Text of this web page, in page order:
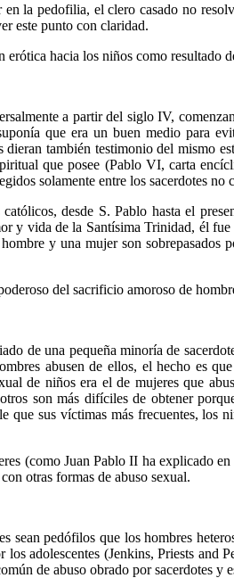
la pedofilia, el clero casado no
este punto con claridad.
erótica hacia los niños como resultado
a partir del siglo IV,
que era un buen medio para
también testimonio del mismo
que posee (Pablo VI, carta
solamente entre los sacerdotes no
desde S. Pablo hasta el
y vida de la Santísima Trinidad, él
y una mujer son
del sacrificio amoroso de
de una pequeña minoría de
abusen de ellos, el hecho es
de niños era el de mujeres que
son más difíciles de obtener
sus víctimas más frecuentes, los
(como Juan Pablo II ha explicado
otras formas de abuso sexual.
sean pedófilos que los hombres
adolescentes (Jenkins, Priests
de abuso obrado por sacerdotes